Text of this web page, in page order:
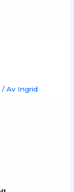
/ Av Ingrid